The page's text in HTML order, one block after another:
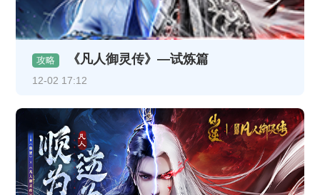
攻略 《凡人御灵传》—试炼篇
12-02 17:12